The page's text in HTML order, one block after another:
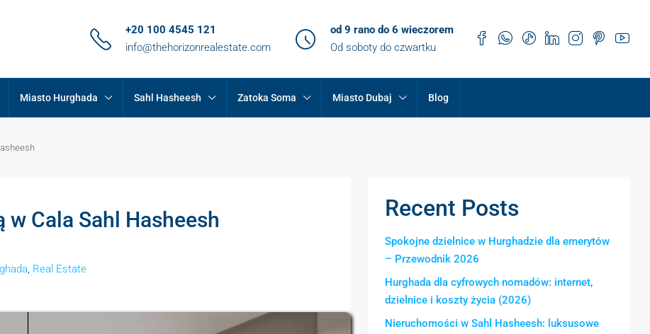
+20 100 4545 121
info@thehorizonrealestate.com
od 9 rano do 6 wieczorem
Od soboty do czwartku
Miasto Hurghada Sahl Hasheesh Zatoka Soma Miasto Dubaj Blog
Cala Sahl Hasheesh
, Real Estate
Recent Posts
Spokojne dzielnice w Hurghadzie dla emerytów
– Przewodnik 2026
Hurghada dla cyfrowych nomadów: internet,
dzielnice i koszty życia (2026)
Nieruchomości w Sahl Hasheesh: luksusowe